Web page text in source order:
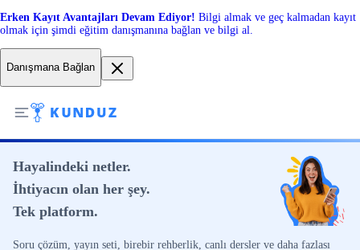
Erken Kayıt Avantajları Devam Ediyor! Bilgi almak ve geç kalmadan kayıt
olmak için şimdi eğitim danışmanına bağlan ve bilgi al.
Danışmana Bağlan
Hayalindeki netler.
İhtiyacın olan her şey.
Tek platform.
Soru çözüm, yayın seti, birebir rehberlik, canlı dersler ve daha fazlası